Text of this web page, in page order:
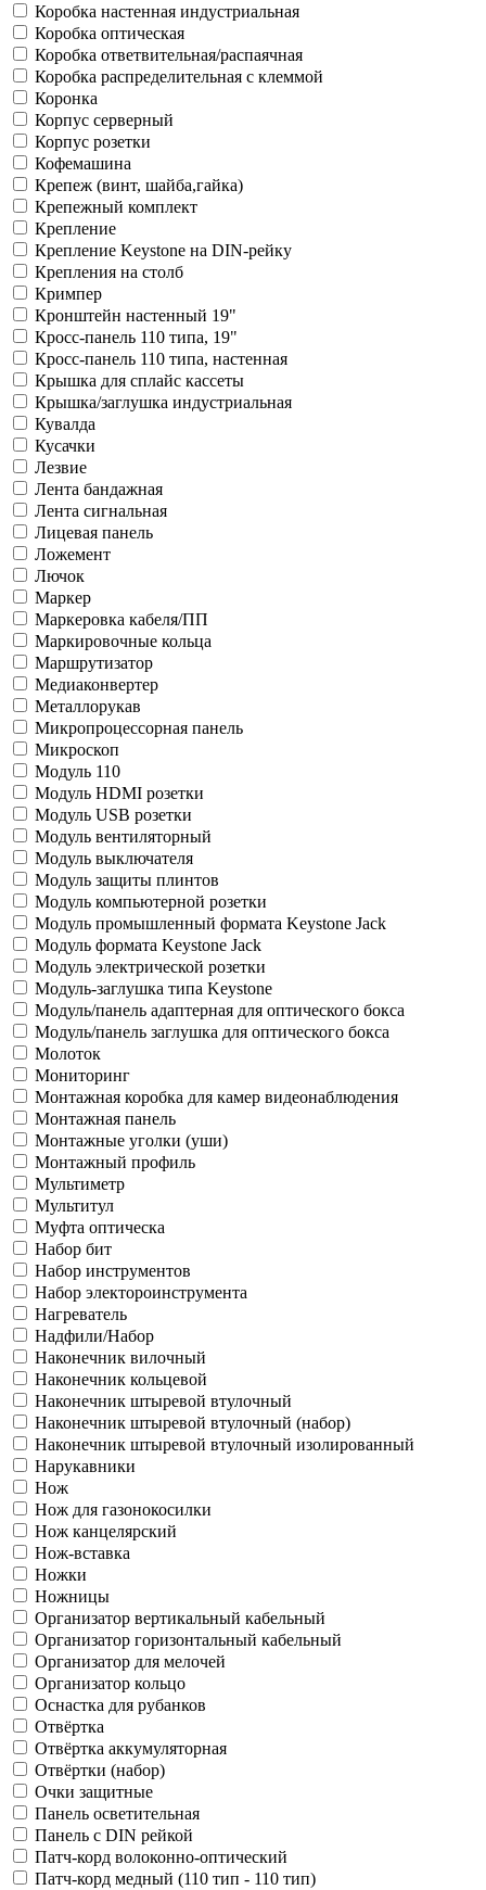
Коробка настенная индустриальная
Коробка оптическая
Коробка ответвительная/распаячная
Коробка распределительная с клеммой
Коронка
Корпус cерверный
Корпус розетки
Кофемашина
Крепеж (винт, шайба,гайка)
Крепежный комплект
Крепление
Крепление Keystone на DIN-рейку
Крепления на столб
Кримпер
Кронштейн настенный 19"
Кросс-панель 110 типа, 19"
Кросс-панель 110 типа, настенная
Крышка для сплайс кассеты
Крышка/заглушка индустриальная
Кувалда
Кусачки
Лезвие
Лента бандажная
Лента сигнальная
Лицевая панель
Ложемент
Лючок
Маркер
Маркеровка кабеля/ПП
Маркировочные кольца
Маршрутизатор
Медиаконвертер
Металлорукав
Микропроцессорная панель
Микроскоп
Модуль 110
Модуль HDMI розетки
Модуль USB розетки
Модуль вентиляторный
Модуль выключателя
Модуль защиты плинтов
Модуль компьютерной розетки
Модуль промышленный формата Keystone Jack
Модуль формата Keystone Jack
Модуль электрической розетки
Модуль-заглушка типа Keystone
Модуль/панель адаптерная для оптического бокса
Модуль/панель заглушка для оптического бокса
Молоток
Мониторинг
Монтажная коробка для камер видеонаблюдения
Монтажная панель
Монтажные уголки (уши)
Монтажный профиль
Мультиметр
Мультитул
Муфта оптическа
Набор бит
Набор инструментов
Набор электороинструмента
Нагреватель
Надфили/Набор
Наконечник вилочный
Наконечник кольцевой
Наконечник штыревой втулочный
Наконечник штыревой втулочный (набор)
Наконечник штыревой втулочный изолированный
Нарукавники
Нож
Нож для газонокосилки
Нож канцелярский
Нож-вставка
Ножки
Ножницы
Организатор вертикальный кабельный
Организатор горизонтальный кабельный
Организатор для мелочей
Организатор кольцо
Оснастка для рубанков
Отвёртка
Отвёртка аккумуляторная
Отвёртки (набор)
Очки защитные
Панель осветительная
Панель с DIN рейкой
Патч-корд волоконно-оптический
Патч-корд медный (110 тип - 110 тип)